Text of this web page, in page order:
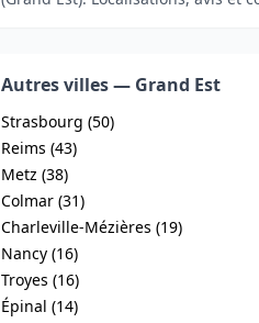
Autres villes — Grand Est
Strasbourg (50)
Reims (43)
Metz (38)
Colmar (31)
Charleville-Mézières (19)
Nancy (16)
Troyes (16)
Épinal (14)